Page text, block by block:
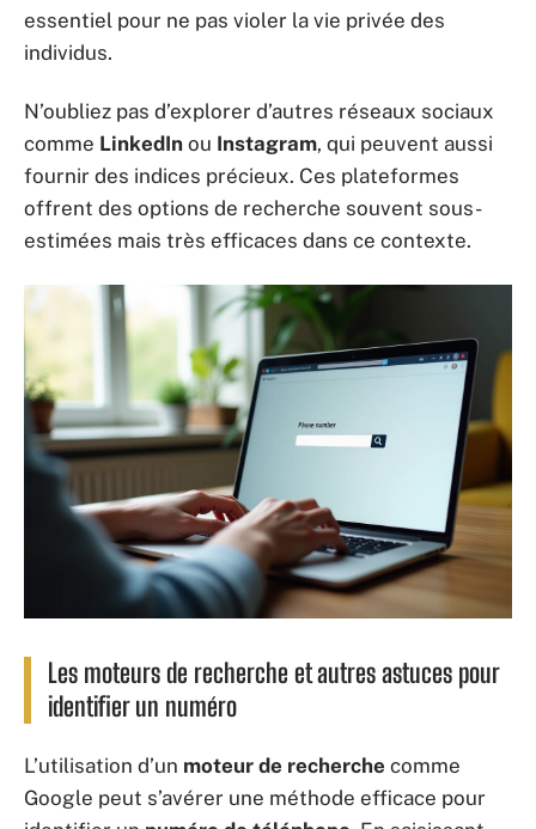
essentiel pour ne pas violer la vie privée des
individus.
N’oubliez pas d’explorer d’autres réseaux sociaux
comme LinkedIn ou Instagram, qui peuvent aussi
fournir des indices précieux. Ces plateformes
offrent des options de recherche souvent sous-
estimées mais très efficaces dans ce contexte.
Les moteurs de recherche et autres astuces pour
identifier un numéro
L’utilisation d’un moteur de recherche comme
Google peut s’avérer une méthode efficace pour